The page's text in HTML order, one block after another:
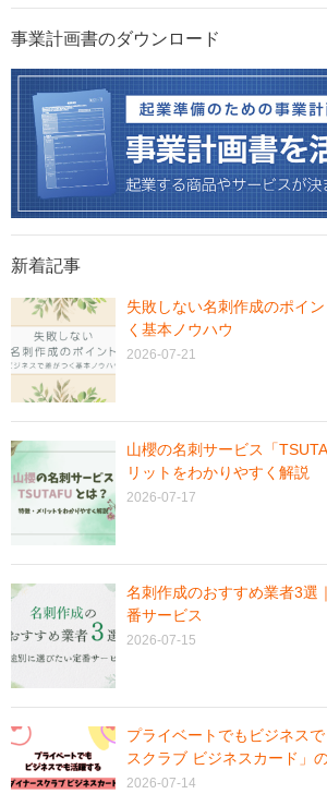
事業計画書のダウンロード
新着記事
失敗しない名刺作成のポイ
く基本ノウハウ
2026-07-21
山櫻の名刺サービス「
リットをわかりやすく解説
2026-07-17
名刺作成のおすすめ業者3選
番サービス
2026-07-15
プライベートでもビジネス
スクラブ ビジネスカード」
2026-07-14